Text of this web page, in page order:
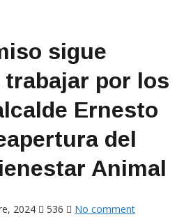
sigue
por los
Ernesto
del
Animal
2024 536 No comment